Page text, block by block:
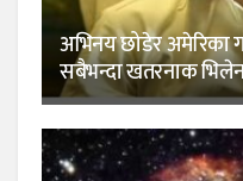
अभिनय छोडेर अमेरिका
सबैभन्दा खतरनाक